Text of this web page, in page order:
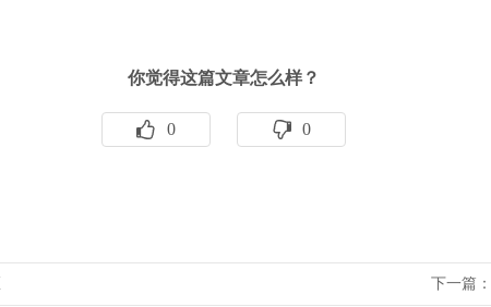
你觉得这篇文章怎么样？
0 0
下一篇：